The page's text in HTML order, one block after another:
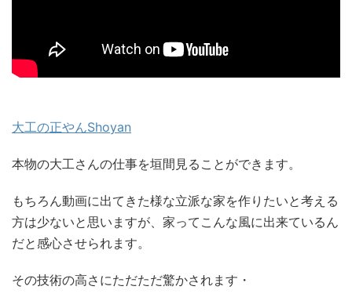
大工の正やんShoyan
本物の大工さんの仕事を垣間見ることができます。
もちろん動画に出てきた様な立派な家を作りたいと考える
方は少ないと思いますが、家ってこんな風に出来ているん
だと感心させられます。
その技術の高さにただただ驚かされます・